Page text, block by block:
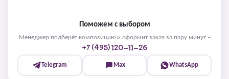
Поможем с выбором
Менеджер подберёт композицию и оформит заказ за пару минут –
+7 (495) 120-11-26
Telegram Max WhatsApp